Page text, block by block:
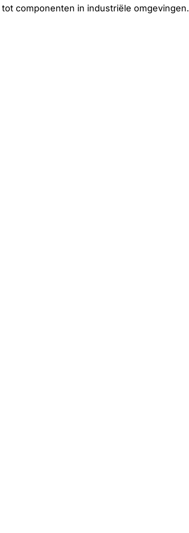
tot componenten in industriële omgevingen.